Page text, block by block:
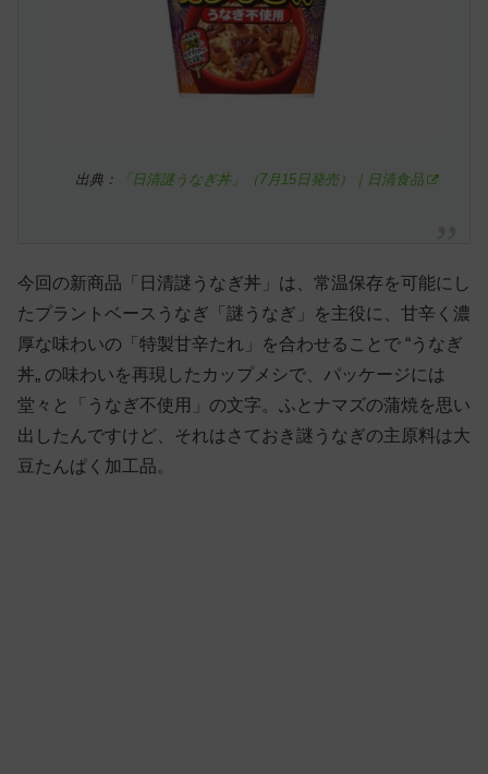
出典： 「日清謎うなぎ丼」（7月15日発売）｜日清食品
今回の新商品「日清謎うなぎ丼」は、常温保存を可能にし
たプラントベースうなぎ「謎うなぎ」を主役に、甘辛く濃
厚な味わいの「特製甘辛たれ」を合わせることで “うなぎ
丼„ の味わいを再現したカップメシで、パッケージには
堂々と「うなぎ不使用」の文字。ふとナマズの蒲焼を思い
出したんですけど、それはさておき謎うなぎの主原料は大
豆たんぱく加工品。